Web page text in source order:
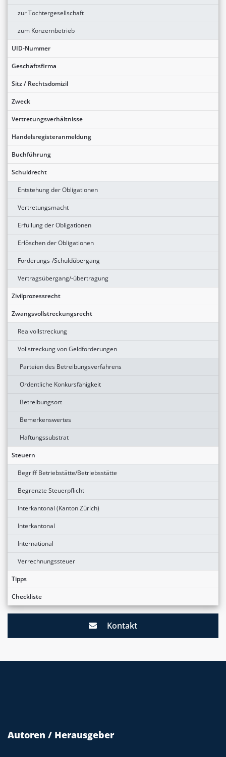
zur Tochtergesellschaft
zum Konzernbetrieb
UID-Nummer
Geschäftsfirma
Sitz / Rechtsdomizil
Zweck
Vertretungsverhältnisse
Handelsregisteranmeldung
Buchführung
Schuldrecht
Entstehung der Obligationen
Vertretungsmacht
Erfüllung der Obligationen
Erlöschen der Obligationen
Forderungs-/Schuldübergang
Vertragsübergang/-übertragung
Zivilprozessrecht
Zwangsvollstreckungsrecht
Realvollstreckung
Vollstreckung von Geldforderungen
Parteien des Betreibungsverfahrens
Ordentliche Konkursfähigkeit
Betreibungsort
Bemerkenswertes
Haftungssubstrat
Steuern
Begriff Betriebstätte/Betriebsstätte
Begrenzte Steuerpflicht
Interkantonal (Kanton Zürich)
Interkantonal
International
Verrechnungssteuer
Tipps
Checkliste
Kontakt
Autoren / Herausgeber